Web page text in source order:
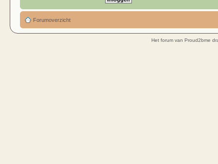
Forumoverzicht
Het forum van Proud2bme